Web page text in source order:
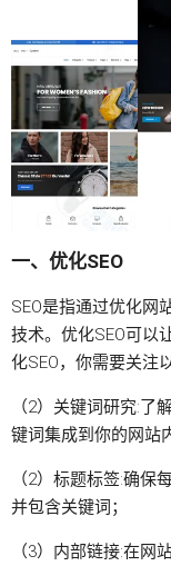
一、优化SEO
SEO是指通过优化网
技术。优化SEO可以
化SEO，你需要关注
（2）关键词研究:了
键词集成到你的网站
（2）标题标签:确保
并包含关键词；
（3）内部链接:在网